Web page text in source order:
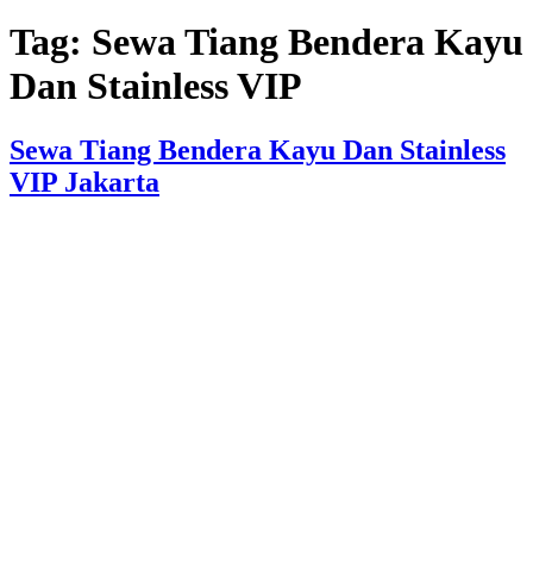
Tag: Sewa Tiang Bendera Kayu
Dan Stainless VIP
Sewa Tiang Bendera Kayu Dan Stainless
VIP Jakarta